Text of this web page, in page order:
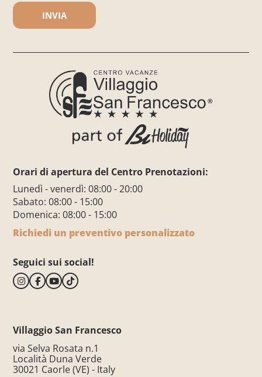
Orari di apertura del Centro Prenotazioni:
Lunedì - venerdì: 08:00 - 20:00
Sabato: 08:00 - 15:00
Domenica: 08:00 - 15:00
Richiedi un preventivo personalizzato
Seguici sui social!
Villaggio San Francesco
via Selva Rosata n.1
Località Duna Verde
30021 Caorle (VE) - Italy